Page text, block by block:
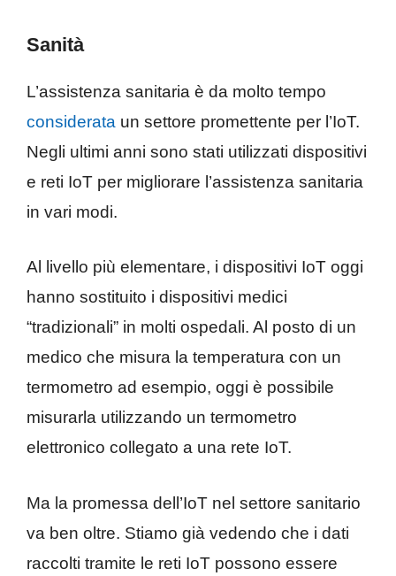
Sanità
L’assistenza sanitaria è da molto tempo
considerata un settore promettente per l’IoT.
Negli ultimi anni sono stati utilizzati dispositivi
e reti IoT per migliorare l’assistenza sanitaria
in vari modi.
Al livello più elementare, i dispositivi IoT oggi
hanno sostituito i dispositivi medici
“tradizionali” in molti ospedali. Al posto di un
medico che misura la temperatura con un
termometro ad esempio, oggi è possibile
misurarla utilizzando un termometro
elettronico collegato a una rete IoT.
Ma la promessa dell’IoT nel settore sanitario
va ben oltre. Stiamo già vedendo che i dati
raccolti tramite le reti IoT possono essere